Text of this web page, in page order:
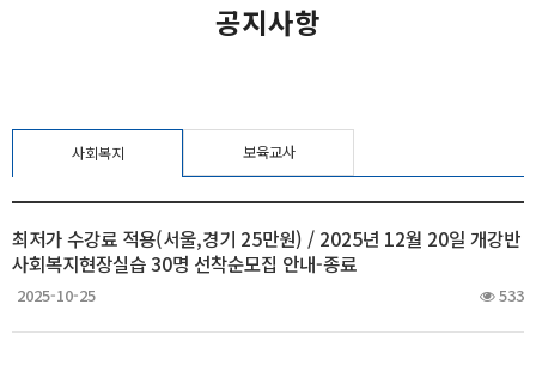
공지사항
사회복지 보육교사
최저가 수강료 적용(서울,경기 25만원) / 2025년 12월 20일 개강반
사회복지현장실습 30명 선착순모집 안내-종료
2025-10-25 533